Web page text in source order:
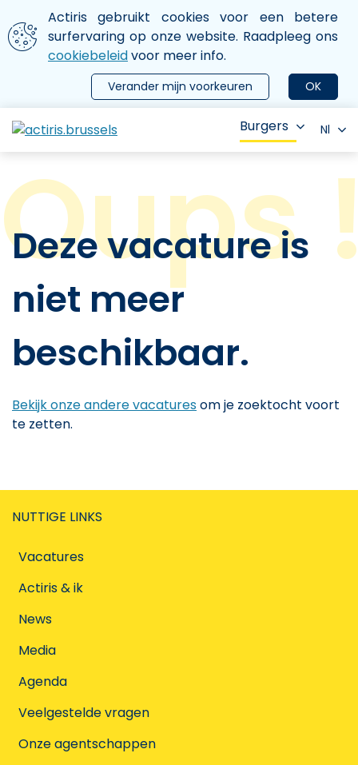
Aller au contenu principal
We gebruiken cookies
Actiris gebruikt cookies voor een betere
surfervaring op onze website. Raadpleeg ons
cookiebeleidvoor meer info.
OK
Verander mijn voorkeuren
le menu
Burgers Nl
Deze vacature is
niet meer
beschikbaar.
Bekijk onze andere vacaturesom je zoektocht voort
te zetten.
NUTTIGE LINKS
Vacatures
Actiris & ik
News
Media
Agenda
Veelgestelde vragen
Onze agentschappen